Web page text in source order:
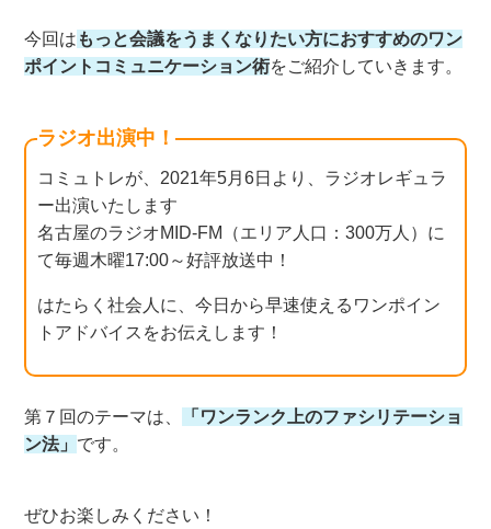
今回は もっと会議をうまくなりたい方におすすめのワン
ポイントコミュニケーション術をご紹介していきます。
ラジオ出演中！
コミュトレが、2021年5月6日より、ラジオレギュラ
ー出演いたします
名古屋のラジオMID-FM（エリア人口：300万人）に
て毎週木曜17:00～好評放送中！
はたらく社会人に、今日から早速使えるワンポイン
トアドバイスをお伝えします！
第７回のテーマは、
「ワンランク上のファシリテーショ
ン法」 です。
ぜひお楽しみください！